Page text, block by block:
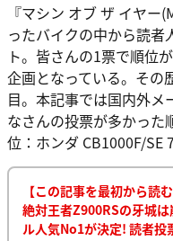
『マシン オブ ザ イヤー
ったバイクの中から読者
ト。皆さんの1票で順位
企画となっている。その
目。本記事では国内外メ
なさんの投票が多かっ
位：ホンダ CB1000F/
【この記事を最初から読む
絶対王者Z900RSの牙城
ル人気No1が決定! 読者投